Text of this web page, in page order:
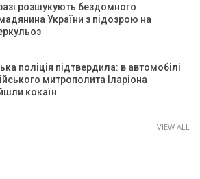
розшукують бездомного
України з підозрою на
поліція підтвердила: в автомобілі
митрополита Іларіона
кокаїн
VIEW ALL